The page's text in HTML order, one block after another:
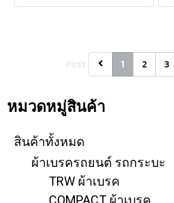
1 2 3
หมวดหมู่สินค้า
สินค้าทั้งหมด
ผ้าเบรครถยนต์ รถกระบะ
TRW ผ้าเบรค
COMPACT ผ้าเบรค